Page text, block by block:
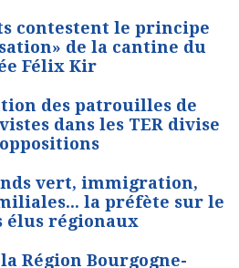
contestent le principe
de la cantine du
Félix Kir
des patrouilles de
dans les TER divise
vert, immigration,
la préfète sur le
élus régionaux
Région Bourgogne-